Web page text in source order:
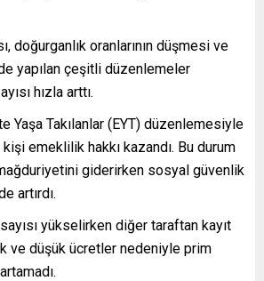
doğurganlık oranlarının düşmesi ve
yapılan çeşitli düzenlemeler
hızla arttı.
Yaşa Takılanlar (EYT) düzenlemesiyle
emeklilik hakkı kazandı. Bu durum
giderirken sosyal güvenlik
artırdı.
yükselirken diğer taraftan kayıt
ve düşük ücretler nedeniyle prim